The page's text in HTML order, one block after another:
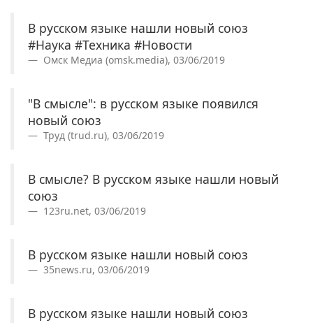
В русском языке нашли новый союз
#Наука #Техника #Новости
Омск Медиа (omsk.media), 03/06/2019
"В смысле": в русском языке появился
новый союз
Труд (trud.ru), 03/06/2019
В смысле? В русском языке нашли новый
союз
123ru.net, 03/06/2019
В русском языке нашли новый союз
35news.ru, 03/06/2019
В русском языке нашли новый союз